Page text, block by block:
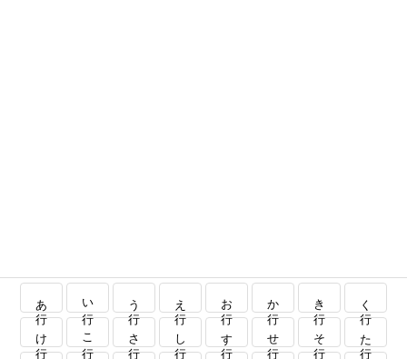
あ行 い行 う行 え行 お行 か行 き行 く行
け行 こ行 さ行 し行 す行 せ行 そ行 た行